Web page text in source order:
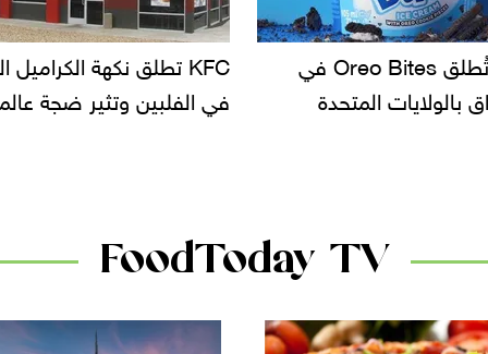
KFC تطلق نكهة الكراميل المملح
وتثير ضجة عالمية
دعوات للتحقيق في أسباب
سحب بعض ألبان
FoodToday TV